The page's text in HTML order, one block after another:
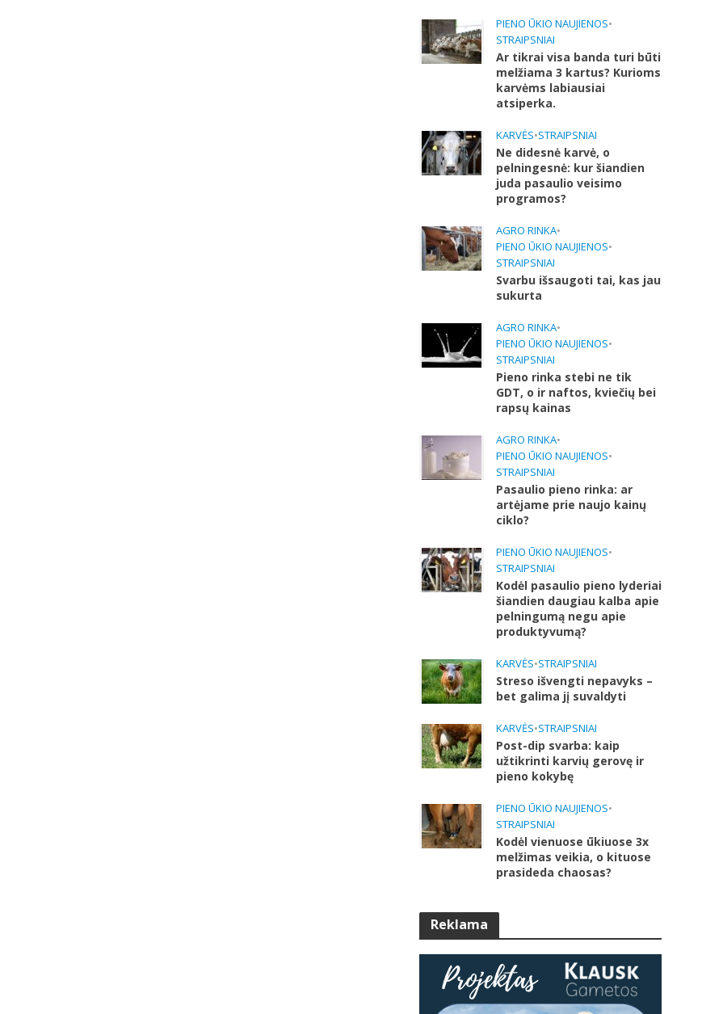
PIENO ŪKIO NAUJIENOS•
STRAIPSNIAI
Ar tikrai visa banda turi būti
melžiama 3 kartus? Kurioms
karvėms labiausiai
atsiperka.
KARVĖS•STRAIPSNIAI
Ne didesnė karvė, o
pelningesnė: kur šiandien
juda pasaulio veisimo
programos?
AGRO RINKA•
PIENO ŪKIO NAUJIENOS•
STRAIPSNIAI
Svarbu išsaugoti tai, kas jau
sukurta
AGRO RINKA•
PIENO ŪKIO NAUJIENOS•
STRAIPSNIAI
Pieno rinka stebi ne tik
GDT, o ir naftos, kviečių bei
rapsų kainas
AGRO RINKA•
PIENO ŪKIO NAUJIENOS•
STRAIPSNIAI
Pasaulio pieno rinka: ar
artėjame prie naujo kainų
ciklo?
PIENO ŪKIO NAUJIENOS•
STRAIPSNIAI
Kodėl pasaulio pieno lyderiai
šiandien daugiau kalba apie
pelningumą negu apie
produktyvumą?
KARVĖS•STRAIPSNIAI
Streso išvengti nepavyks –
bet galima jį suvaldyti
KARVĖS•STRAIPSNIAI
Post-dip svarba: kaip
užtikrinti karvių gerovę ir
pieno kokybę
PIENO ŪKIO NAUJIENOS•
STRAIPSNIAI
Kodėl vienuose ūkiuose 3x
melžimas veikia, o kituose
prasideda chaosas?
Reklama